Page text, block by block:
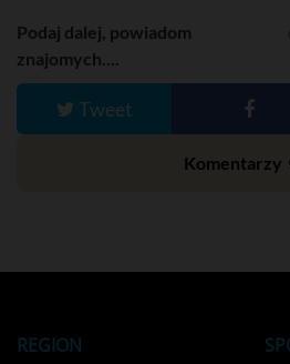
Podaj dalej, powiadom
znajomych....
Tweet
Komentarzy
REGION